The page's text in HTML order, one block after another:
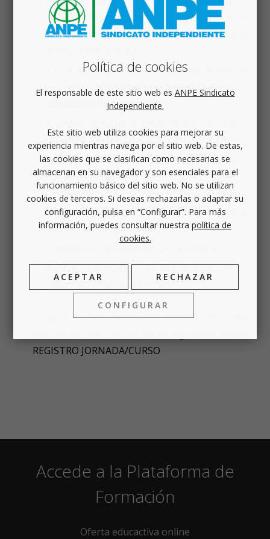
finalices el registro tienes que validarlo en el
correo electrónico que te habrá llegado a tu
Ya estás registrado/a, ahora vas dentro de
la web https://cursosanpeasturias.es
Jornadas Informativas.
haces clic en consultar.
Eliges la fecha y añades la jornada a la
cesta.
Haz clic en el carrito o en ver cesta y
finaliza preinscripción, posteriormente
rellena tus datos personales.
Si es necesario, efectúa el pago en la
pasarela y finaliza el proceso.
Si quieres ver un vídeo tutorial de cómo
REGISTRO JORNADA/CURSO
Accede a la Plataforma de
Formación
Oferta educactiva online
Política de cookies
El responsable de este sitio web es ANPE Sindicato
Independiente.
Este sitio web utiliza cookies para mejorar su
experiencia mientras navega por el sitio web. De estas,
las cookies que se clasifican como necesarias se
almacenan en su navegador y son esenciales para el
funcionamiento básico del sitio web. No se utilizan
cookies de terceros. Si deseas rechazarlas o adaptar su
configuración, pulsa en “Configurar”. Para más
información, puedes consultar nuestra política de
cookies.
ACEPTAR RECHAZAR
CONFIGURAR